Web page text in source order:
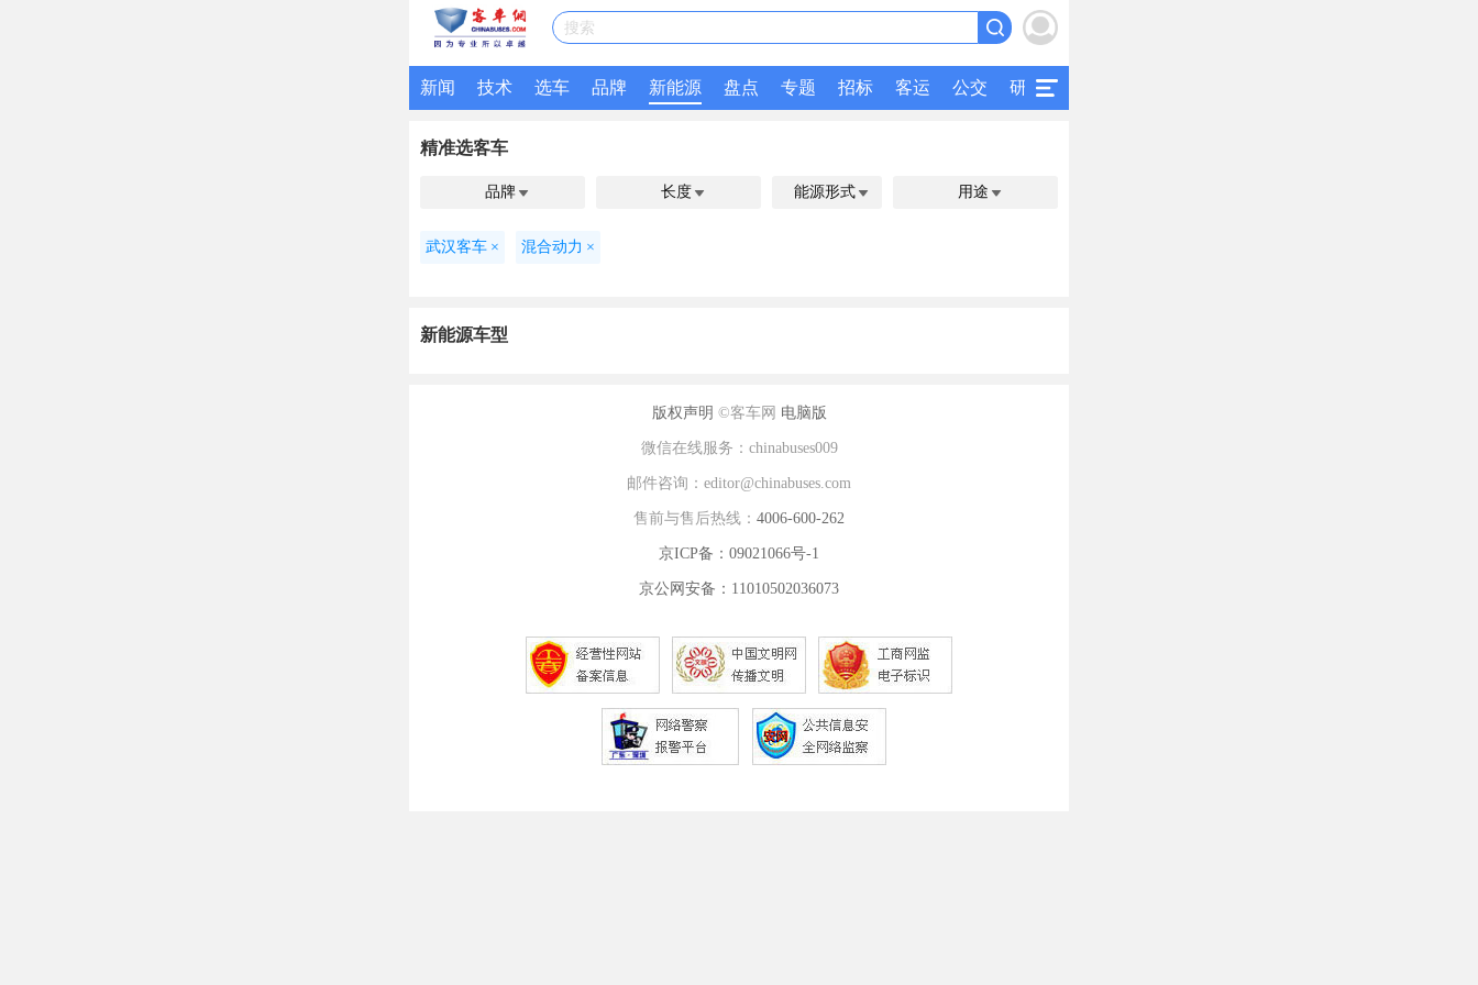
搜索
新闻 技术 选车 品牌 新能源 盘点 专题 招标 客运 公交 研究
精准选客车
品牌  长度  能源形式  用途 
武汉客车 × 混合动力 ×
新能源车型
版权声明 ©客车网 电脑版
微信在线服务：chinabuses009
邮件咨询：editor@chinabuses.com
售前与售后热线： 4006-600-262
京ICP备：09021066号-1
京公网安备：11010502036073